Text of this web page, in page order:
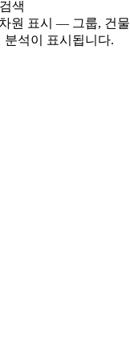
색
원 표시 — 그룹, 건
분석이 표시됩니다.